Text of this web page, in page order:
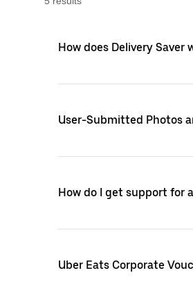
How does Delivery Saver
User-Submitted Photos
How do I get support for
Uber Eats Corporate